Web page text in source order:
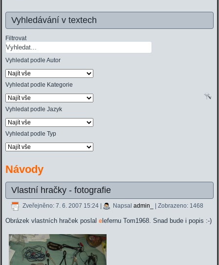
Vyhledávání v textech
Filtrovat
Vyhledat podle Autor
Vyhledat podle Kategorie
Vyhledat podle Jazyk
Vyhledat podle Typ
Návody
Vlastní hračky - fotografie
Zveřejněno: 7. 6. 2007 15:24 | Napsaladmin_ | Zobrazeno: 1468
Obrázek vlastních hraček poslal e lefernu Tom1968. Snad bude i popis :-)